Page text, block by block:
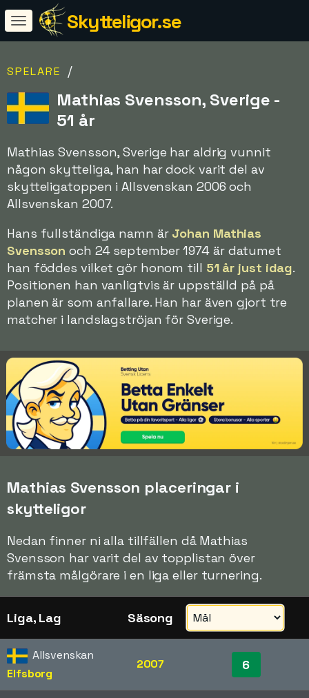
Skytteligor.se
SPELARE /
Mathias Svensson, Sverige -
51 år
Mathias Svensson, Sverige har aldrig vunnit
någon skytteliga, han har dock varit del av
skytteligatoppen i Allsvenskan 2006 och
Allsvenskan 2007.
Hans fullständiga namn är Johan Mathias
Svensson och 24 september 1974 är datumet
han föddes vilket gör honom till 51 år just idag.
Positionen han vanligtvis är uppställd på på
planen är som anfallare. Han har även gjort tre
matcher i landslagströjan för Sverige.
Mathias Svensson placeringar i
skytteligor
Nedan finner ni alla tillfällen då Mathias
Svensson har varit del av topplistan över
främsta målgörare i en liga eller turnering.
Liga, Lag Säsong
Allsvenskan
Elfsborg
2007 6